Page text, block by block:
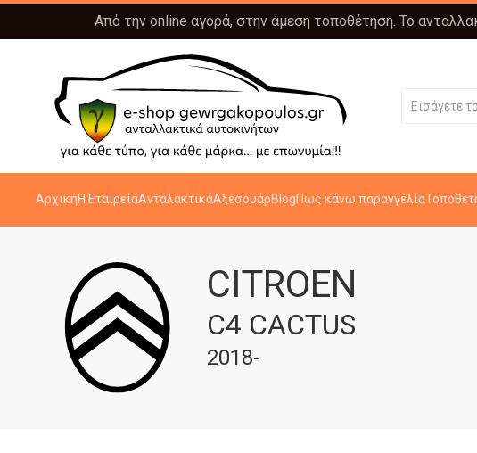
Από την online αγορά, στην άμεση τοποθέτηση. Το
ΑρχικήΗ ΕταιρείαΑνταλακτικάΑξεσουάρBlogΠως κάνω παραγγελία
CITROEN
C4 CACTUS
2018-